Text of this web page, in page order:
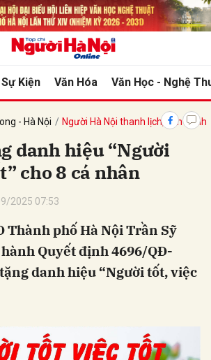
Kiện Văn Hóa Văn Học - Nghệ
- Hà Nội Người Hà Nội thanh lịch, văn minh
danh hiệu “Người
cho 8 cá nhân
2025 07:53
Thành phố Hà Nội Trần Sỹ
Quyết định 4696/QĐ-
danh hiệu “Người tốt, việc
Hủy